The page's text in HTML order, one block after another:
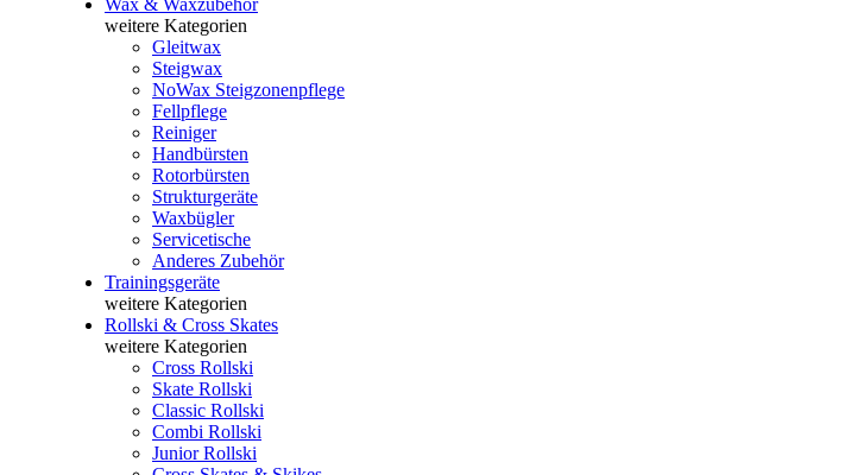
Wax & Waxzubehör
weitere Kategorien
Gleitwax
Steigwax
NoWax Steigzonenpflege
Fellpflege
Reiniger
Handbürsten
Rotorbürsten
Strukturgeräte
Waxbügler
Servicetische
Anderes Zubehör
Trainingsgeräte
weitere Kategorien
Rollski & Cross Skates
weitere Kategorien
Cross Rollski
Skate Rollski
Classic Rollski
Combi Rollski
Junior Rollski